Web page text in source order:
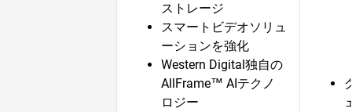
ストレージ
スマートビデオソリュ
ーションを強化
Western Digital独自の
AllFrame™ AIテクノ
ロジー